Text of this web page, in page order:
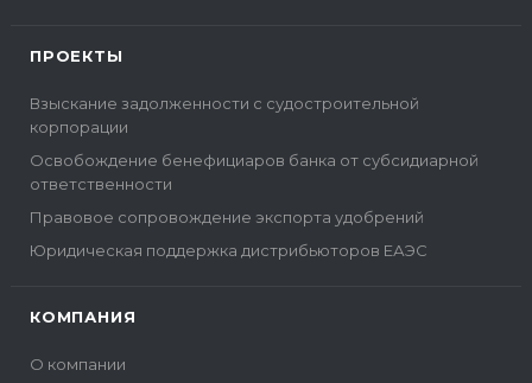
ПРОЕКТЫ
Взыскание задолженности с судостроительной
корпорации
Освобождение бенефициаров банка от субсидиарной
ответственности
Правовое сопровождение экспорта удобрений
Юридическая поддержка дистрибьюторов ЕАЭС
КОМПАНИЯ
О компании